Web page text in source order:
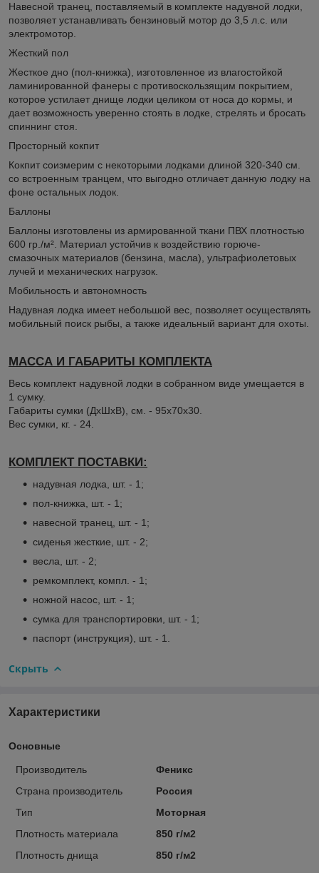
Навесной транец, поставляемый в комплекте надувной лодки,
позволяет устанавливать бензиновый мотор до 3,5 л.с. или
электромотор.
Жесткий пол
Жесткое дно (пол-книжка), изготовленное из влагостойкой
ламинированной фанеры с противоскользящим покрытием,
которое устилает днище лодки целиком от носа до кормы, и
дает возможность уверенно стоять в лодке, стрелять и бросать
спиннинг стоя.
Просторный кокпит
Кокпит соизмерим с некоторыми лодками длиной 320-340 см.
со встроенным транцем, что выгодно отличает данную лодку на
фоне остальных лодок.
Баллоны
Баллоны изготовлены из армированной ткани ПВХ плотностью
600 гр./м². Материал устойчив к воздействию горюче-
смазочных материалов (бензина, масла), ультрафиолетовых
лучей и механических нагрузок.
Мобильность и автономность
Надувная лодка имеет небольшой вес, позволяет осуществлять
мобильный поиск рыбы, а также идеальный вариант для охоты.
МАССА И ГАБАРИТЫ КОМПЛЕКТА
Весь комплект надувной лодки в собранном виде умещается в
1 сумку.
Габариты сумки (ДхШхВ), см. - 95х70х30.
Вес сумки, кг. - 24.
КОМПЛЕКТ ПОСТАВКИ:
надувная лодка, шт. - 1;
пол-книжка, шт. - 1;
навесной транец, шт. - 1;
сиденья жесткие, шт. - 2;
весла, шт. - 2;
ремкомплект, компл. - 1;
ножной насос, шт. - 1;
сумка для транспортировки, шт. - 1;
паспорт (инструкция), шт. - 1.
Скрыть
Характеристики
Основные
Производитель
Феникс
Страна производитель
Россия
Тип
Моторная
Плотность материала
850 г/м2
Плотность днища
850 г/м2